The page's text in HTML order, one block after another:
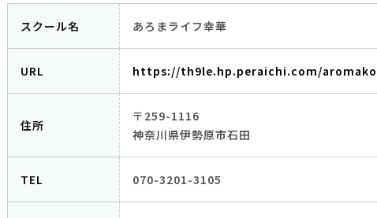
スクール名 あろまライフ幸華
URL https://th9le.hp.peraichi.com/
住所
〒259-1116
神奈川県伊勢原市石田
TEL 070-3201-3105